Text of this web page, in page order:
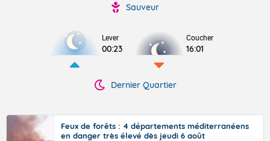
Sauveur
Lever
00:23
Coucher
16:01
Dernier Quartier
Feux de forêts : 4 départements méditerranéens
en danger très élevé dès jeudi 6 août